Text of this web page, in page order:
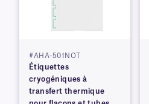
#AHA-501NOT
Étiquettes
cryogéniques à
transfert thermique